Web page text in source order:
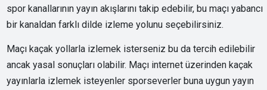
spor kanallarının yayın akışlarını takip edebilir, bu maçı yabancı
bir kanaldan farklı dilde izleme yolunu seçebilirsiniz.
Maçı kaçak yollarla izlemek isterseniz bu da tercih edilebilir
ancak yasal sonuçları olabilir. Maçı internet üzerinden kaçak
yayınlarla izlemek isteyenler sporseverler buna uygun yayın